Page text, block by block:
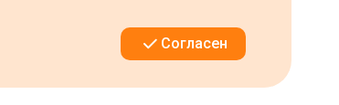
Согласен